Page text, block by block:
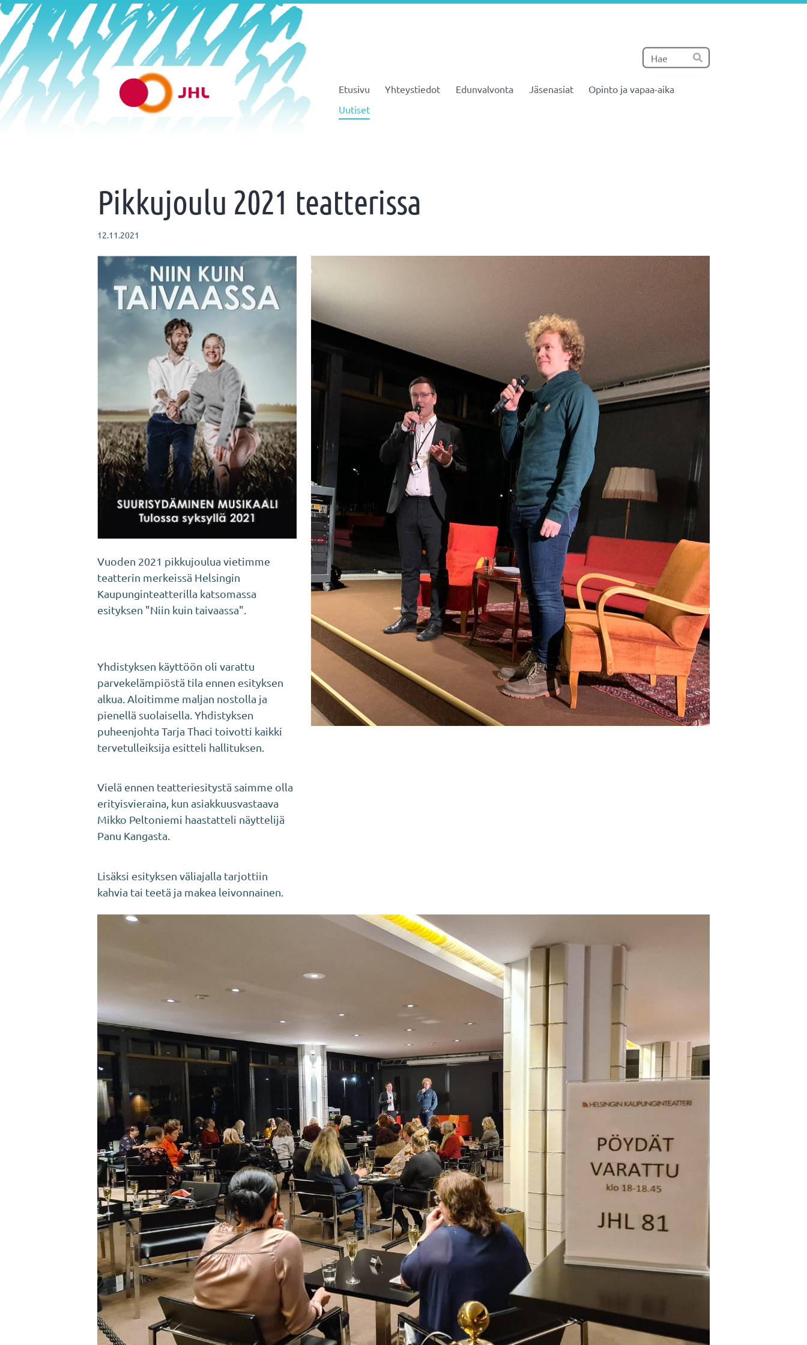
Siirry
sivun
sisältöön
Haku
Hae
Helsingin varhaiskasvatus JHL ry 081 Etusivu Yhteystiedot Edunvalvonta Jäsenasiat
Opinto ja vapaa-aika
Uutiset
Pikkujoulu 2021 teatterissa
12.11.2021
Vuoden 2021 pikkujoulua vietimme
teatterin merkeissä Helsingin
Kaupunginteatterilla katsomassa
esityksen "Niin kuin taivaassa".
Yhdistyksen käyttöön oli varattu
parvekelämpiöstä tila ennen esityksen
alkua. Aloitimme maljan nostolla ja
pienellä suolaisella. Yhdistyksen
puheenjohta Tarja Thaci toivotti kaikki
tervetulleiksija esitteli hallituksen.
Vielä ennen teatteriesitystä saimme olla
erityisvieraina, kun asiakkuusvastaava
Mikko Peltoniemi haastatteli näyttelijä
Panu Kangasta.
Lisäksi esityksen väliajalla tarjottiin
kahvia tai teetä ja makea leivonnainen.